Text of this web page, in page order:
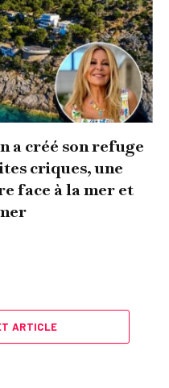
a créé son refuge
criques, une
face à la mer et
ARTICLE